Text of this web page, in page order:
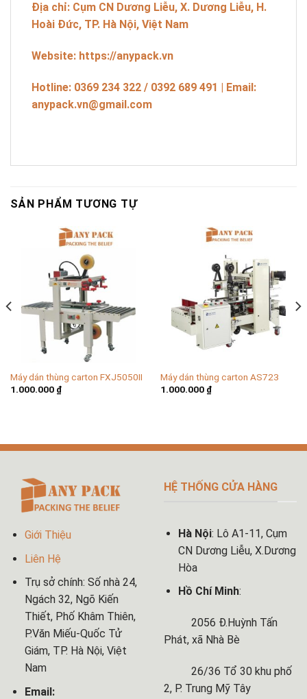
Địa chỉ: Cụm CN Dương Liễu, X. Dương Liễu, H.
Hoài Đức, TP. Hà Nội, Việt Nam
Website: https://anypack.vn
Hotline: 0369 234 322 / 0392 689 491 | Email:
anypack.vn@gmail.com
SẢN PHẨM TƯƠNG TỰ
Máy dán thùng carton FXJ5050II
1.000.000 ₫
Máy dán thùng carton AS723
1.000.000 ₫
Giới Thiệu
Liên Hệ
Trụ sở chính: Số nhà 24,
Ngách 32, Ngõ Kiến
Thiết, Phố Khâm Thiên,
P.Văn Miếu-Quốc Tử
Giám, TP. Hà Nội, Việt
Nam
Email:
HỆ THỐNG CỬA HÀNG
Hà Nội: Lô A1-11, Cụm
CN Dương Liễu, X.Dương
Hòa
Hồ Chí Minh:
2056 Đ.Huỳnh Tấn
Phát, xã Nhà Bè
26/36 Tổ 30 khu phố
2, P. Trung Mỹ Tây